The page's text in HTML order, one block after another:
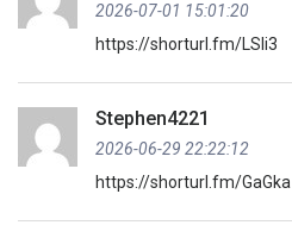
2026-07-01 15:01:20
https://shorturl.fm/LSli3
Stephen4221
2026-06-29 22:22:12
https://shorturl.fm/GaGka